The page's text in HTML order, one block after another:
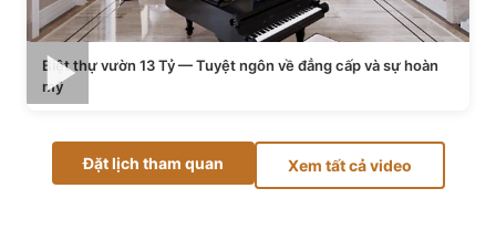
Biệt thự vườn 13 Tỷ — Tuyệt ngôn về đẳng cấp và sự hoàn
mỹ
Đặt lịch tham quan Xem tất cả video